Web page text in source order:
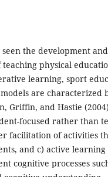
seen the development
physical
learning, sport
models are
Griffin, and Hastie
focused rather than
facilitation of activities
and c) active learning
cognitive processes